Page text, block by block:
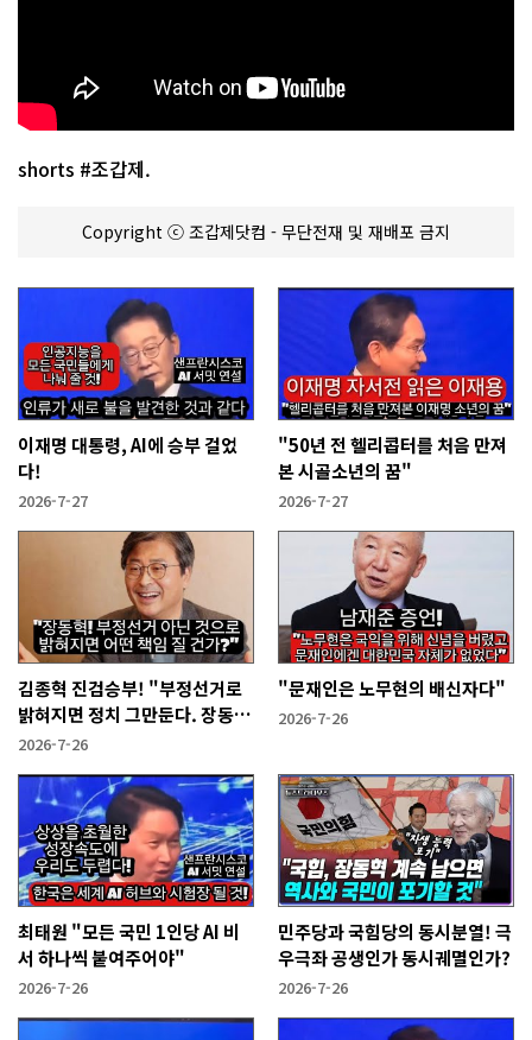
shorts #조갑제.
Copyright ⓒ 조갑제닷컴 - 무단전재 및 재배포 금지
이재명 대통령, AI에 승부 걸었
다!
2026-7-27
"50년 전 헬리콥터를 처음 만져
본 시골소년의 꿈"
2026-7-27
김종혁 진검승부! "부정선거로
밝혀지면 정치 그만둔다. 장동혁
당신들은?"
2026-7-26
"문재인은 노무현의 배신자다"
2026-7-26
최태원 "모든 국민 1인당 AI 비
서 하나씩 붙여주어야"
2026-7-26
민주당과 국힘당의 동시분열! 극
우극좌 공생인가 동시궤멸인가?
2026-7-26